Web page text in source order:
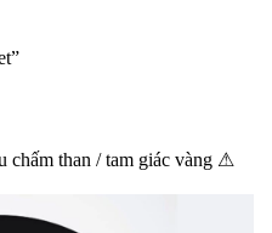
chấm than / tam giác vàng ⚠